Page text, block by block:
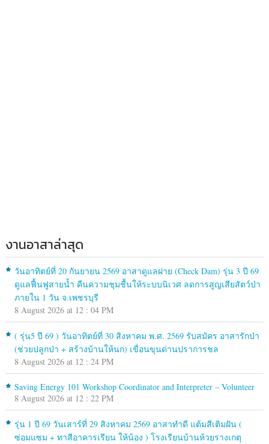
งานอาสาล่าสุด
วันอาทิตย์ที่ 20 กันยายน 2569 อาสาดูแลฝาย (Check Dam) รุ่น 3 ปี 69
ดูแลฟื้นฟูสายน้ำ คืนความชุมชื้นให้ระบบนิเวศ ลดการสูญเสียสัตว์ป่า
ภายใน 1 วัน จ.เพชรบุรี
8 August 2026 at 12 : 04 PM
( รุ่น5 ปี 69 ) วันอาทิตย์ที่ 30 สิงหาคม พ.ศ. 2569 รับสมัคร อาสารักป่า
(ช่วยปลูกป่า + สร้างบ้านให้นก) เขื่อนขุนด่านปราการชล
8 August 2026 at 12 : 24 PM
Saving Energy 101 Workshop Coordinator and Interpreter – Volunteer
8 August 2026 at 12 : 22 PM
รุ่น 1 ปี 69 วันเสาร์ที่ 29 สิงหาคม 2569 อาสาทำดี แต้มสีเติมฝัน (
ซ่อมแซม + ทาสีอาคารเรียน ให้น้อง ) โรงเรียนบ้านห้วยรางเกตุ